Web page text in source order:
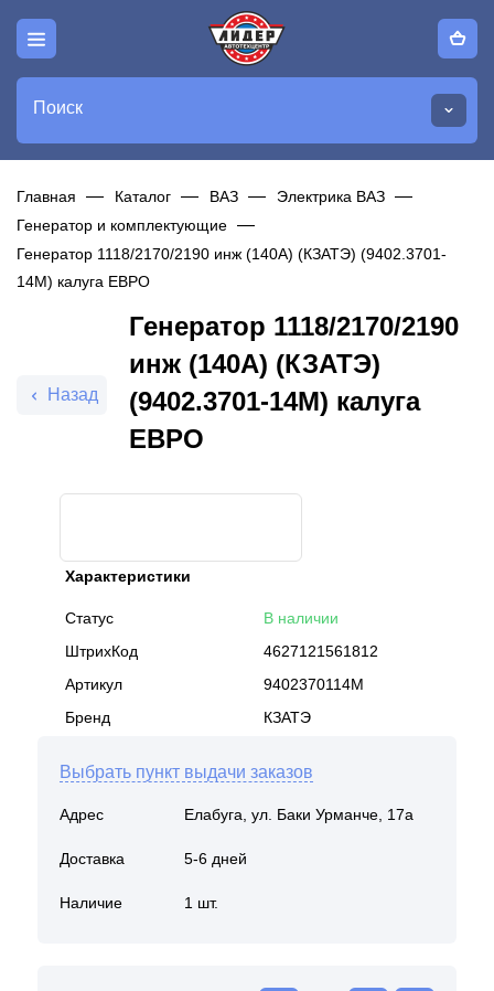
Поиск
Главная Каталог ВАЗ
Электрика ВАЗ
Генератор и комплектующие
Генератор 1118/2170/2190 инж (140А) (КЗАТЭ) (9402.3701-
14М) калуга ЕВРО
Назад
Генератор 1118/2170/2190
инж (140А) (КЗАТЭ)
(9402.3701-14М) калуга
ЕВРО
Характеристики
Статус
В наличии
ШтрихКод
4627121561812
Артикул
9402370114M
Бренд
КЗАТЭ
Выбрать пункт выдачи заказов
Адрес Елабуга, ул. Баки Урманче, 17а
Доставка 5-6 дней
Наличие 1 шт.